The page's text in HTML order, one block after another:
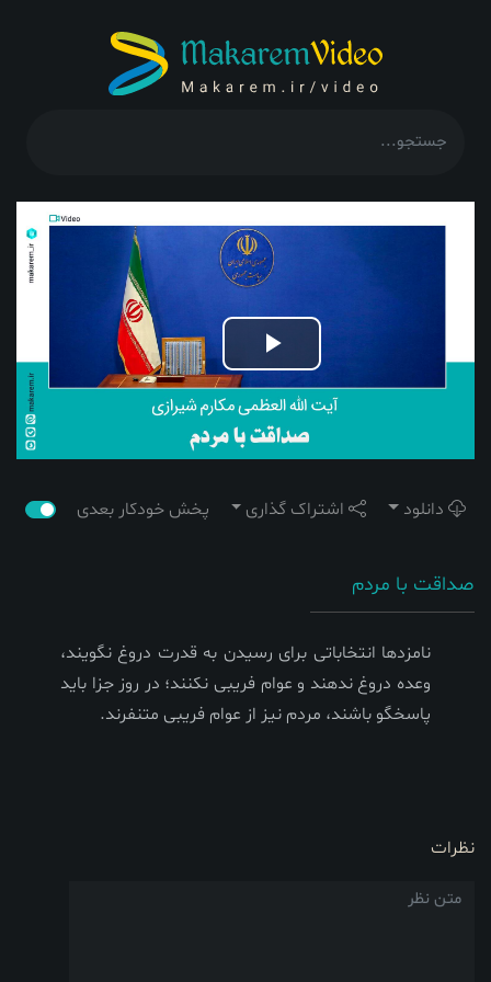
Play
Video
دانلود اشتراک گذاری پخش خودکار بعدی
صداقت با مردم
نامزدها انتخاباتی برای رسیدن به قدرت دروغ نگویند،
وعده دروغ ندهند و عوام فریبی نكنند؛ در روز جزا باید
پاسخگو باشند، مردم نیز از عوام فریبی متنفرند.
نظرات